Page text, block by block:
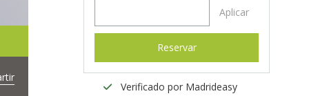
Aplicar
Reservar
Verificado por Madrideasy